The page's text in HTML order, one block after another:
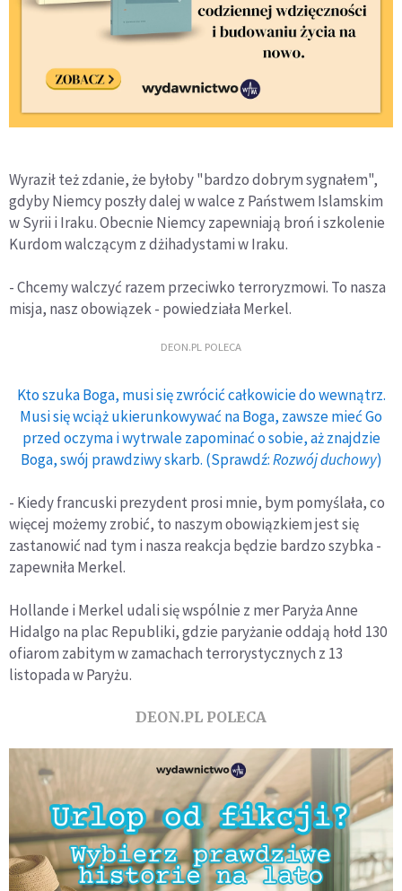
Wyraził też zdanie, że byłoby "bardzo dobrym sygnałem",
gdyby Niemcy poszły dalej w walce z Państwem Islamskim
w Syrii i Iraku. Obecnie Niemcy zapewniają broń i szkolenie
Kurdom walczącym z dżihadystami w Iraku.
- Chcemy walczyć razem przeciwko terroryzmowi. To nasza
misja, nasz obowiązek - powiedziała Merkel.
DEON.PL POLECA
Kto szuka Boga, musi się zwrócić całkowicie do wewnątrz.
Musi się wciąż ukierunkowywać na Boga, zawsze mieć Go
przed oczyma i wytrwale zapominać o sobie, aż znajdzie
Boga, swój prawdziwy skarb. (Sprawdź:Rozwój duchowy)
- Kiedy francuski prezydent prosi mnie, bym pomyślała, co
więcej możemy zrobić, to naszym obowiązkiem jest się
zastanowić nad tym i nasza reakcja będzie bardzo szybka -
zapewniła Merkel.
Hollande i Merkel udali się wspólnie z mer Paryża Anne
Hidalgo na plac Republiki, gdzie paryżanie oddają hołd 130
ofiarom zabitym w zamachach terrorystycznych z 13
listopada w Paryżu.
DEON.PL POLECA